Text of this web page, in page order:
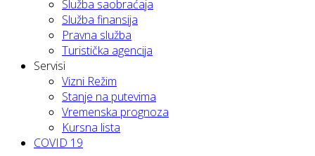
Služba saobraćaja
Služba finansija
Pravna služba
Turistička agencija
Servisi
Vizni Režim
Stanje na putevima
Vremenska prognoza
Kursna lista
COVID 19